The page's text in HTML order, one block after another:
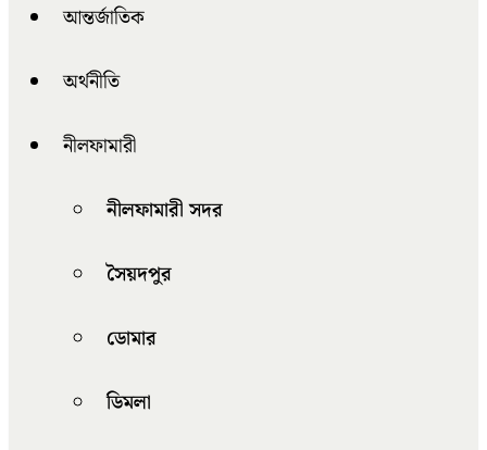
আন্তর্জাতিক
অর্থনীতি
নীলফামারী
নীলফামারী সদর
সৈয়দপুর
ডোমার
ডিমলা